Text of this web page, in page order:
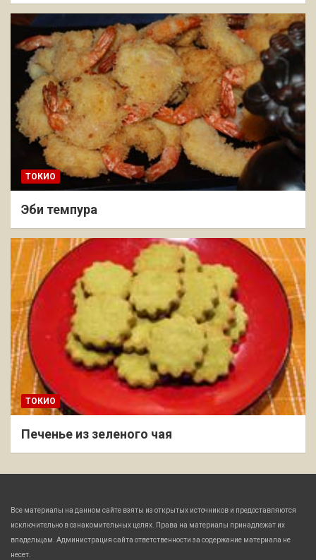
ТОКИО
Эби темпура
ТОКИО
Печенье из зеленого чая
Все материалы на данном сайте взяты из открытых источников и предоставляются
исключительно в ознакомительных целях. Права на материалы принадлежат их
владельцам. Администрация сайта ответственности за содержание материала не
несет.